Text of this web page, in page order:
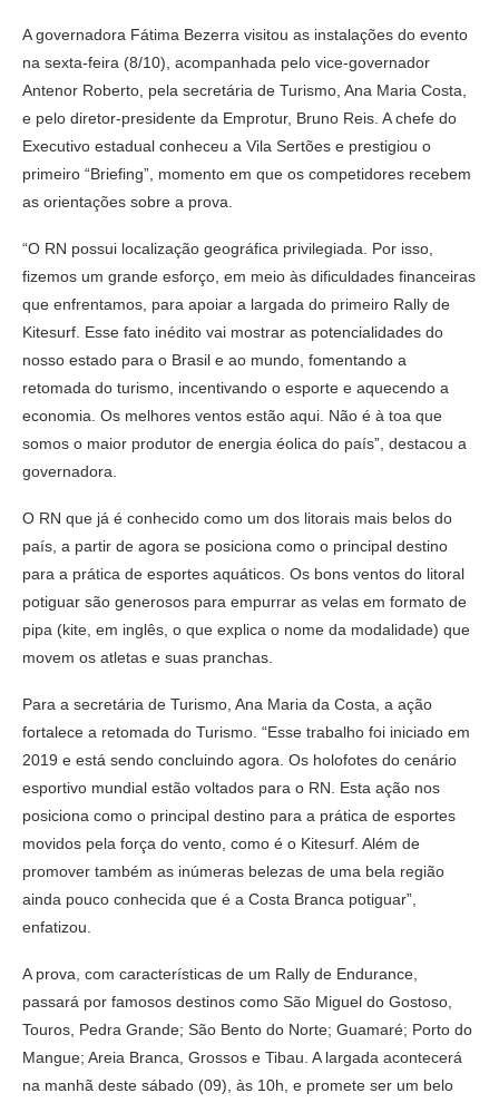
A governadora Fátima Bezerra visitou as instalações do evento
na sexta-feira (8/10), acompanhada pelo vice-governador
Antenor Roberto, pela secretária de Turismo, Ana Maria Costa,
e pelo diretor-presidente da Emprotur, Bruno Reis. A chefe do
Executivo estadual conheceu a Vila Sertões e prestigiou o
primeiro “Briefing”, momento em que os competidores recebem
as orientações sobre a prova.
“O RN possui localização geográfica privilegiada. Por isso,
fizemos um grande esforço, em meio às dificuldades financeiras
que enfrentamos, para apoiar a largada do primeiro Rally de
Kitesurf. Esse fato inédito vai mostrar as potencialidades do
nosso estado para o Brasil e ao mundo, fomentando a
retomada do turismo, incentivando o esporte e aquecendo a
economia. Os melhores ventos estão aqui. Não é à toa que
somos o maior produtor de energia éolica do país”, destacou a
governadora.
O RN que já é conhecido como um dos litorais mais belos do
país, a partir de agora se posiciona como o principal destino
para a prática de esportes aquáticos. Os bons ventos do litoral
potiguar são generosos para empurrar as velas em formato de
pipa (kite, em inglês, o que explica o nome da modalidade) que
movem os atletas e suas pranchas.
Para a secretária de Turismo, Ana Maria da Costa, a ação
fortalece a retomada do Turismo. “Esse trabalho foi iniciado em
2019 e está sendo concluindo agora. Os holofotes do cenário
esportivo mundial estão voltados para o RN. Esta ação nos
posiciona como o principal destino para a prática de esportes
movidos pela força do vento, como é o Kitesurf. Além de
promover também as inúmeras belezas de uma bela região
ainda pouco conhecida que é a Costa Branca potiguar”,
enfatizou.
A prova, com características de um Rally de Endurance,
passará por famosos destinos como São Miguel do Gostoso,
Touros, Pedra Grande; São Bento do Norte; Guamaré; Porto do
Mangue; Areia Branca, Grossos e Tibau. A largada acontecerá
na manhã deste sábado (09), às 10h, e promete ser um belo